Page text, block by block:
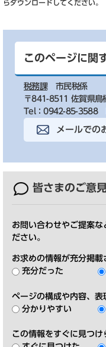
らダウンロードしてください。
このページに関
税務課
市民税係
〒841-8511 佐賀県鳥
Tel：0942-85-3588
メールでの
皆さまのご意
お問い合わせやご提案
ださい。
お求めの情報が充分掲載
充分だった
ページの構成や内容、表
分かりやすい
この情報をすぐに見つけ